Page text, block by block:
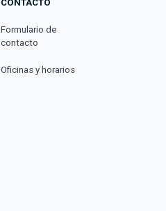
CONTACTO
Formulario de
contacto
Oficinas y horarios